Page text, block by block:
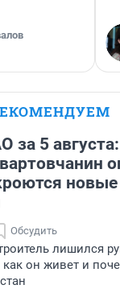
за 5
новые
Обсудить
лишился
как он живет и